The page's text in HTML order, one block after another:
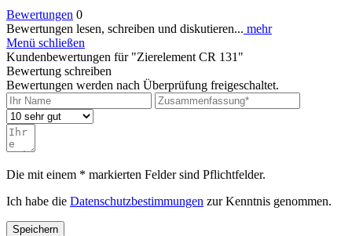
Bewertungen 0
Bewertungen lesen, schreiben und diskutieren... mehr
Menü schließen
Kundenbewertungen für "Zierelement CR 131"
Bewertung schreiben
Bewertungen werden nach Überprüfung freigeschaltet.
Die mit einem * markierten Felder sind Pflichtfelder.
Ich habe die Datenschutzbestimmungen zur Kenntnis genommen.
Speichern